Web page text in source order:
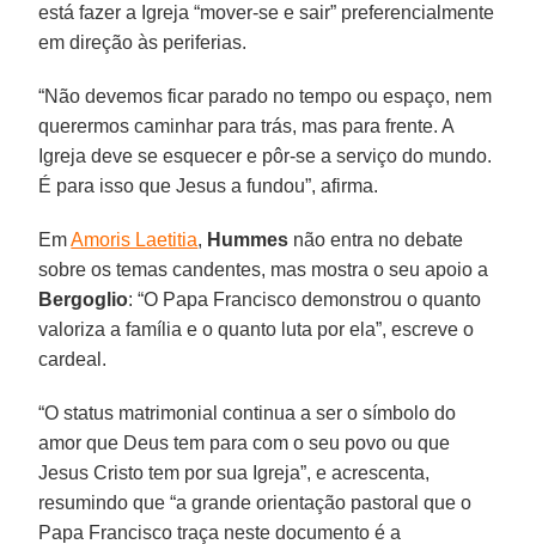
está fazer a Igreja “mover-se e sair” preferencialmente
em direção às periferias.
“Não devemos ficar parado no tempo ou espaço, nem
querermos caminhar para trás, mas para frente. A
Igreja deve se esquecer e pôr-se a serviço do mundo.
É para isso que Jesus a fundou”, afirma.
EmAmoris Laetitia, Hummes não entra no debate
sobre os temas candentes, mas mostra o seu apoio a
Bergoglio: “O Papa Francisco demonstrou o quanto
valoriza a família e o quanto luta por ela”, escreve o
cardeal.
“O status matrimonial continua a ser o símbolo do
amor que Deus tem para com o seu povo ou que
Jesus Cristo tem por sua Igreja”, e acrescenta,
resumindo que “a grande orientação pastoral que o
Papa Francisco traça neste documento é a